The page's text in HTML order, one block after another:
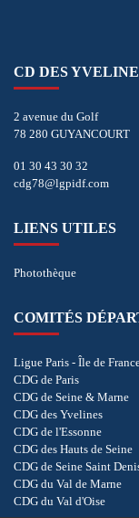
CD DES
2 avenue du Golf
78 280 GUYANCOURT
01 30 43 30 32
cdg78@lgpidf.com
LIENS UTILES
Photothèque
COMITÉS
Ligue Paris - Île de
CDG de Paris
CDG de Seine & Marne
CDG des Yvelines
CDG de l'Essonne
CDG des Hauts de Seine
CDG de Seine Saint
CDG du Val de Marne
CDG du Val d'Oise